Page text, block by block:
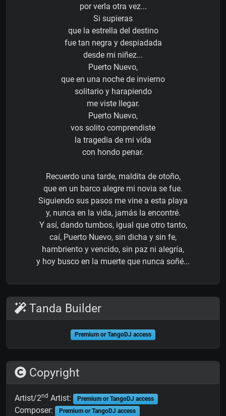
por verla otra vez...
Si supieras
que la estrella del destino
fue tan negra y despiadada
desde mi niñez...
Puerto Nuevo,
que en una noche de invierno
solitario y harapiendo
me viste llegar.
Puerto Nuevo,
vos solito comprendiste
la tragedia de mi vida
con hondo penar.
Recuerdo una tarde, maldita de otoño,
que en un barco alegre mi novia se fue.
Siguiendo sus pasos me vine a esta playa
y, nunca en la vida, jamás la encontré.
Y así, dando tumbos, igual que otro tanto,
caí, Puerto Nuevo, sin dicha y sin fe,
hambriento y vencido, sin paz ni alegría,
y hoy busco en la muerte que nunca soñé...
Tanda Builder
Premium or TangoDJ access
Copyright
Artist/2nd Artist: Premium or TangoDJ access
Composer: Premium or TangoDJ access